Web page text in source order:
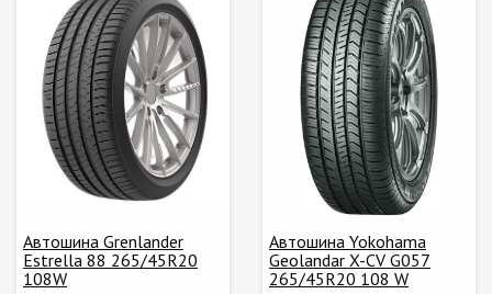
Автошина Grenlander
Estrella 88 265/45R20
108W
Автошина Yokohama
Geolandar X-CV G057
265/45R20 108 W